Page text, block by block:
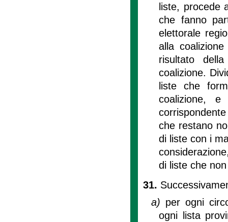
liste, procede
che fanno
elettorale
alla
risultato
coalizione.
liste che
coalizione,
che restano
di liste con i
di liste che
31.
a) per ogni
ogni lista